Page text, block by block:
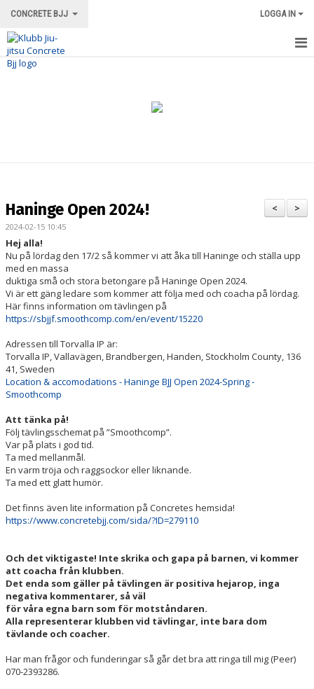
CONCRETE BJJ LOGGA IN
HEM
TRÄNINGSSCHEMA
VÅRA INSTRUKTÖRER
LOKALEN
MERCH
KONTAKT
ANMÄLAN
>
<
Haninge Open 2024!
2024-02-15 10:45
Hej alla!
Nu på lördag den 17/2 så kommer vi att åka till Haninge och ställa upp
med en massa
duktiga små och stora betongare på Haninge Open 2024.
Vi är ett gäng ledare som kommer att följa med och coacha på lördag.
Här finns information om tävlingen på
https://sbjjf.smoothcomp.com/en/event/15220
Adressen till Torvalla IP är:
Torvalla IP, Vallavägen, Brandbergen, Handen, Stockholm County, 136
41, Sweden
Location & accomodations - Haninge BJJ Open 2024-Spring -
Smoothcomp
Att tänka på!
Följ tävlingsschemat på ”Smoothcomp”.
Var på plats i god tid.
Ta med mellanmål.
En varm tröja och raggsockor eller liknande.
Ta med ett glatt humör.
Det finns även lite information på Concretes hemsida!
https://www.concretebjj.com/sida/?ID=279110
Och det viktigaste! Inte skrika och gapa på barnen, vi kommer
att coacha från klubben.
Det enda som gäller på tävlingen är positiva hejarop, inga
negativa kommentarer, så väl
för våra egna barn som för motståndaren.
Alla representerar klubben vid tävlingar, inte bara dom
tävlande och coacher.
Har man frågor och funderingar så går det bra att ringa till mig (Peer)
070-2393286.